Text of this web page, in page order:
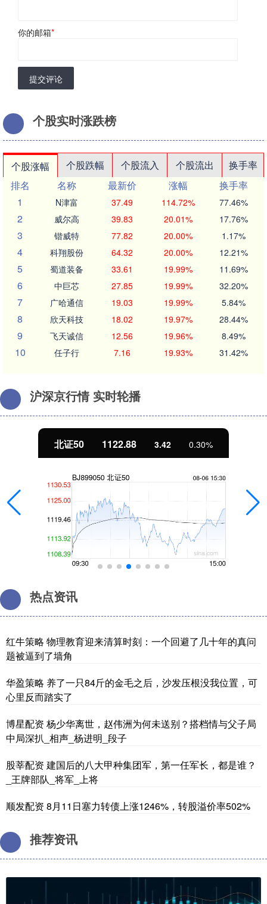
你的邮箱*
提交评论
个股实时涨跌榜
个股涨幅 个股跌幅 个股流入 个股流出
换手率
排名
名称 最新价 涨幅
换手率
1
N津富 37.49 114.72% 77.46%
2 威尔高 39.83 20.01% 17.76%
3 锴威特 77.82 20.00% 1.17%
4 科翔股份 64.32 20.00% 12.21%
5 蜀道装备 33.61 19.99% 11.69%
6 中巨芯 27.85 19.99% 32.20%
7 广哈通信 19.03 19.99% 5.84%
8 欣天科技 18.02 19.97% 28.44%
9 飞天诚信 12.56 19.96% 8.49%
10 任子行 7.16 19.93% 31.42%
沪深京行情 实时轮播
北证50 1122.88 3.42 0.30%
热点资讯
红牛策略 物理教育迎来清算时刻：一个回避了几十年的真问
题被逼到了墙角
华盈策略 养了一只84斤的金毛之后，沙发压根没我位置，可
心里反而踏实了
博星配资 杨少华离世，赵伟洲为何未送别？搭档情与父子局
中局深扒_相声_杨进明_段子
股莘配资 建国后的八大甲种集团军，第一任军长，都是谁？
_王牌部队_将军_上将
顺发配资 8月11日塞力转债上涨1246%，转股溢价率502%
推荐资讯